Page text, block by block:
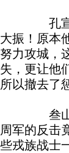
孔宣一退
大振！原本
努力攻城，
失，更让他
所以撤去了
叁山关将
周军的反击
些戎族战士